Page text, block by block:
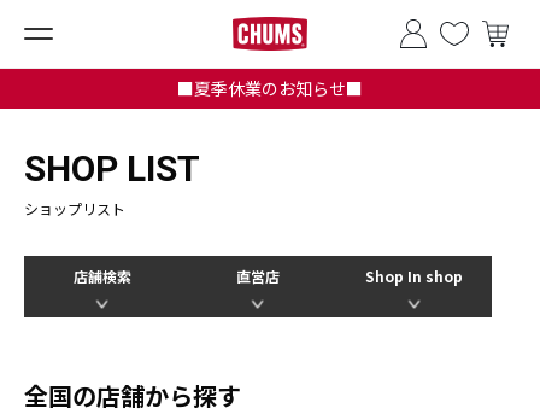
■夏季休業のお知らせ■
SHOP LIST
ショップリスト
店舗検索 直営店 Shop In shop
全国の店舗から探す